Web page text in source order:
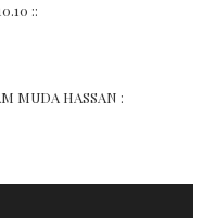
::
MUDA HASSAN :